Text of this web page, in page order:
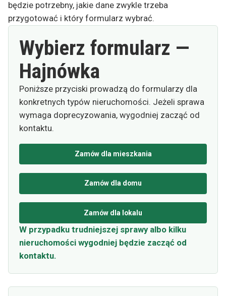
będzie potrzebny, jakie dane zwykle trzeba
przygotować i który formularz wybrać.
Wybierz formularz —
Hajnówka
Poniższe przyciski prowadzą do formularzy dla
konkretnych typów nieruchomości. Jeżeli sprawa
wymaga doprecyzowania, wygodniej zacząć od
kontaktu.
Zamów dla mieszkania
Zamów dla domu
Zamów dla lokalu
W przypadku trudniejszej sprawy albo kilku
nieruchomości wygodniej będzie zacząć od
kontaktu.